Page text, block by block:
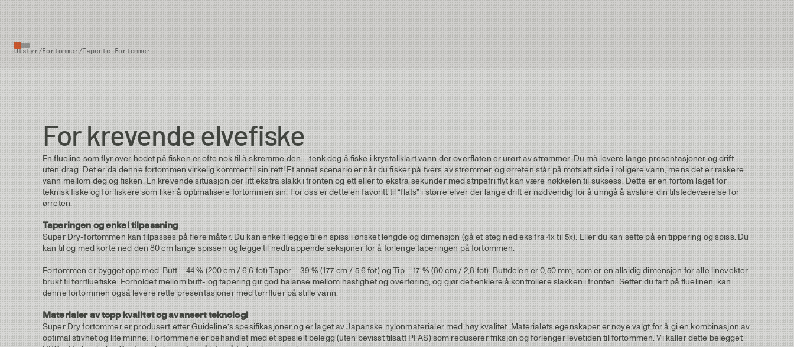
Utstyr/Fortommer/Taperte Fortommer
For krevende elvefiske
En flueline som flyr over hodet på fisken er ofte nok til å skremme den – tenk deg å fiske i krystallklart vann der overflaten er urørt av strømmer. Du må levere lange presentasjoner og drift
uten drag. Det er da denne fortommen virkelig kommer til sin rett! Et annet scenario er når du fisker på tvers av strømmer, og ørreten står på motsatt side i roligere vann, mens det er raskere
vann mellom deg og fisken. En krevende situasjon der litt ekstra slakk i fronten og ett eller to ekstra sekunder med stripefri flyt kan være nøkkelen til suksess. Dette er en fortom laget for
teknisk fiske og for fiskere som liker å optimalisere fortommen sin. For oss er dette en favoritt til “flats” i større elver der lange drift er nødvendig for å unngå å avsløre din tilstedeværelse for
ørreten.
Taperingen og enkel tilpassning
Super Dry-fortommen kan tilpasses på flere måter. Du kan enkelt legge til en spiss i ønsket lengde og dimensjon (gå et steg ned eks fra 4x til 5x). Eller du kan sette på en tippering og spiss. Du
kan til og med korte ned den 80 cm lange spissen og legge til nedtrappende seksjoner for å forlenge taperingen på fortommen.
Fortommen er bygget opp med: Butt – 44 % (200 cm / 6,6 fot) Taper – 39 % (177 cm / 5,6 fot) og Tip – 17 % (80 cm / 2,8 fot). Buttdelen er 0,50 mm, som er en allsidig dimensjon for alle linevekter
brukt til tørrfluefiske. Forholdet mellom butt- og tapering gir god balanse mellom hastighet og overføring, og gjør det enklere å kontrollere slakken i fronten. Setter du fart på fluelinen, kan
denne fortommen også levere rette presentasjoner med tørrfluer på stille vann.
Materialer av topp kvalitet og avansert teknologi
Super Dry fortommer er produsert etter Guideline’s spesifikasjoner og er laget av Japanske nylonmaterialer med høy kvalitet. Materialets egenskaper er nøye valgt for å gi en kombinasjon av
optimal stivhet og lite minne. Fortommene er behandlet med et spesielt belegg (uten bevisst tilsatt PFAS) som reduserer friksjon og forlenger levetiden til fortommen. Vi kaller dette belegget